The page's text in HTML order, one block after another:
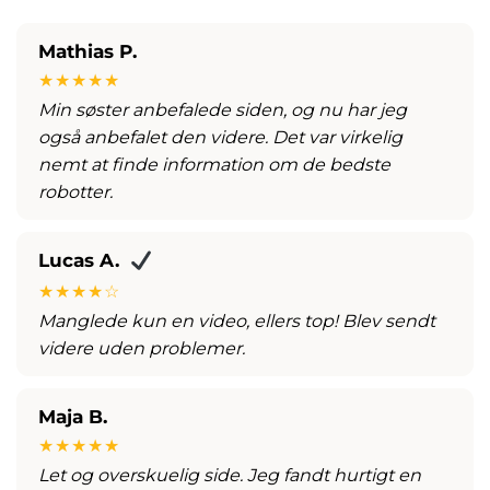
Mathias P.
★★★★★
Min søster anbefalede siden, og nu har jeg
også anbefalet den videre. Det var virkelig
nemt at finde information om de bedste
robotter.
Lucas A.
★★★★☆
Manglede kun en video, ellers top! Blev sendt
videre uden problemer.
Maja B.
★★★★★
Let og overskuelig side. Jeg fandt hurtigt en